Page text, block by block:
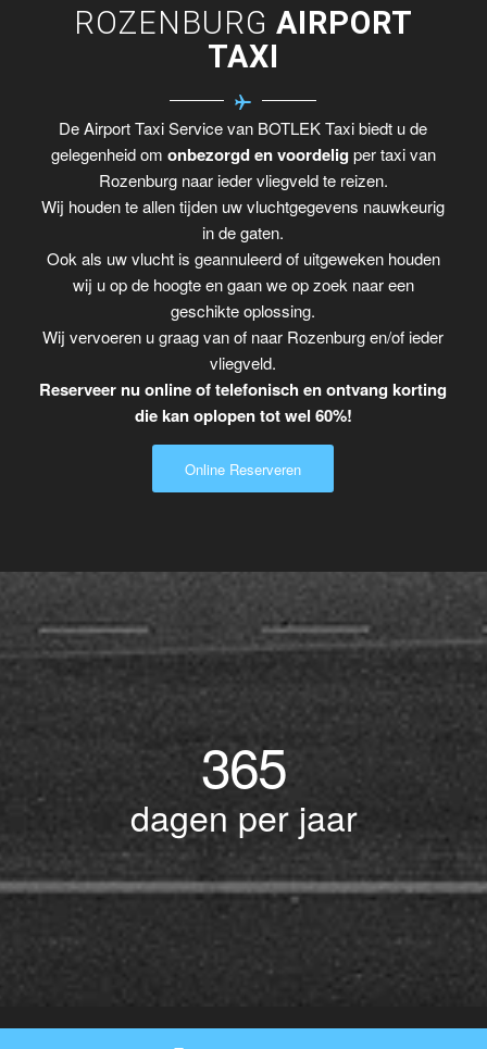
ROZENBURG AIRPORT
TAXI
De Airport Taxi Service van BOTLEK Taxi biedt u de
gelegenheid om onbezorgd en voordelig per taxi van
Rozenburg naar ieder vliegveld te reizen.
Wij houden te allen tijden uw vluchtgegevens nauwkeurig
in de gaten.
Ook als uw vlucht is geannuleerd of uitgeweken houden
wij u op de hoogte en gaan we op zoek naar een
geschikte oplossing.
Wij vervoeren u graag van of naar Rozenburg en/of ieder
vliegveld.
Reserveer nu online of telefonisch en ontvang korting
die kan oplopen tot wel 60%!
Online Reserveren
365
dagen per jaar